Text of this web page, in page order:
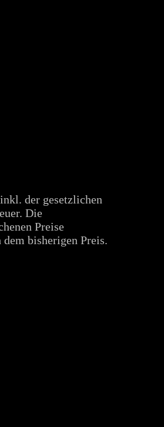
der gesetzlichen
Die
Preise
dem bisherigen Preis.